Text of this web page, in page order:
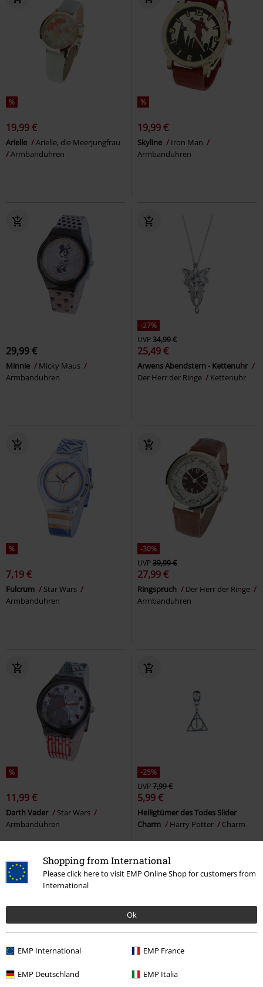
Shopping from International
Please click here to visit EMP Online Shop for customers from
International
Ok
EMP International EMP France
EMP Deutschland EMP Italia
%
19,99 €
Arielle
Arielle, die Meerjungfrau
Armbanduhren
%
19,99 €
Skyline
Iron Man
Armbanduhren
29,99 €
Minnie
Micky Maus
Armbanduhren
-27%
UVP34,99 €
25,49 €
Arwens Abendstern - Kettenuhr
Der Herr der Ringe
Kettenuhr
%
7,19 €
Fulcrum
Star Wars
Armbanduhren
-30%
UVP39,99 €
27,99 €
Ringspruch
Der Herr der Ringe
Armbanduhren
%
11,99 €
Darth Vader
Star Wars
Armbanduhren
-25%
UVP7,99 €
5,99 €
Heiligtümer des Todes Slider
Charm
Harry Potter Charm